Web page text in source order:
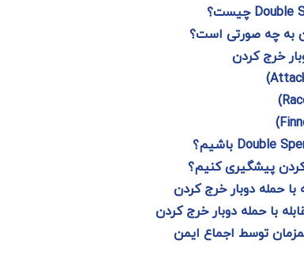
به چه صورتی است؟
خرج کردن
پیشگیری کنیم؟
با حمله دوبار خرج کردن
با حمله دوبار خرج کردن
توسط اجماع ایمن